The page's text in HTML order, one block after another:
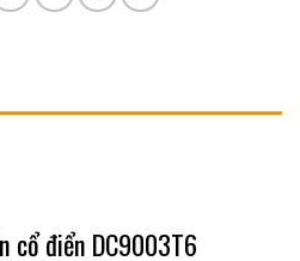
cổ điển DC9003T6